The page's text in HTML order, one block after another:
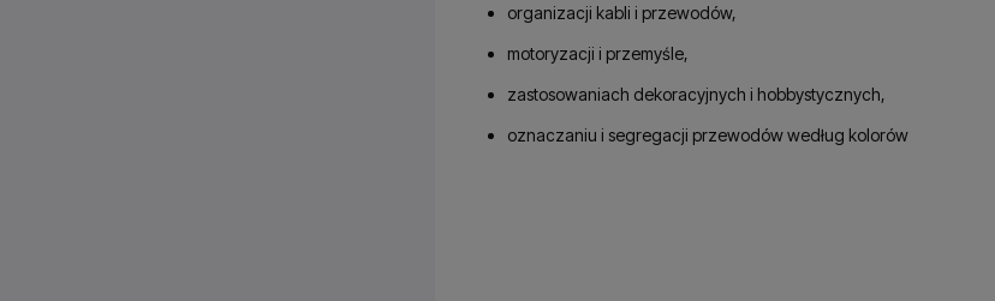
organizacji kabli i przewodów,
motoryzacji i przemyśle,
zastosowaniach dekoracyjnych i hobbystycznych,
oznaczaniu i segregacji przewodów według kolorów